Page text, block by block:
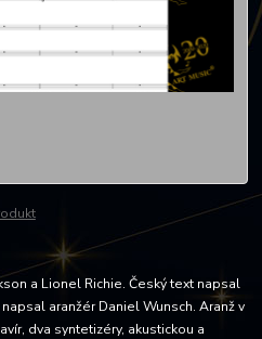
a ‎Lionel Richie. Český text napsal
aranžér Daniel Wunsch. Aranž v
dva syntetizéry, akustickou a